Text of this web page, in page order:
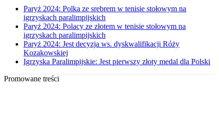
Paryż 2024: Polka ze srebrem w tenisie stołowym na
igrzyskach paralimpijskich
Paryż 2024: Polacy ze złotem w tenisie stołowym na
igrzyskach paralimpijskich
Paryż 2024: Jest decyzja ws. dyskwalifikacji Róży
Kozakowskiej
Igrzyska Paralimpijskie: Jest pierwszy złoty medal dla Polski
Promowane treści